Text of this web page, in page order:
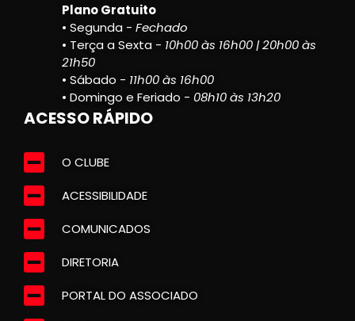
Plano Gratuito
• Segunda - Fechado
• Terça a Sexta - 10h00 às 16h00 | 20h00 às
21h50
• Sábado - 11h00 às 16h00
• Domingo e Feriado - 08h10 às 13h20
ACESSO RÁPIDO
O CLUBE
ACESSIBILIDADE
COMUNICADOS
DIRETORIA
PORTAL DO ASSOCIADO